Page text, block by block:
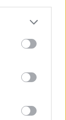
Kadaise